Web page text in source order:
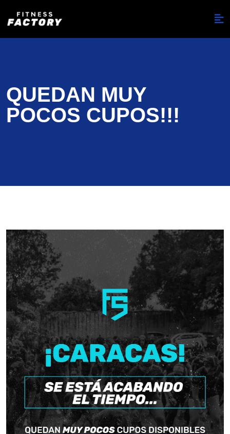
QUEDAN MUY
POCOS CUPOS!!!